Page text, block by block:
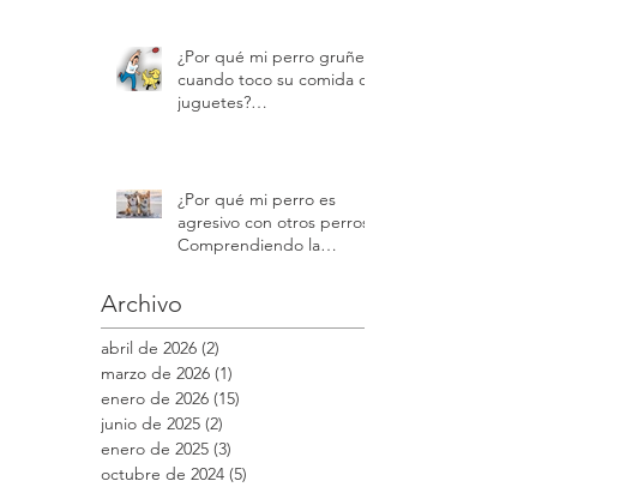
¿Por qué mi perro gruñe
cuando toco su comida o
juguetes?
¿Por qué mi perro es
agresivo con otros perros?
Comprendiendo la
Archivo
abril de 2026 (2)
marzo de 2026 (1)
enero de 2026 (15)
junio de 2025 (2)
enero de 2025 (3)
octubre de 2024 (5)